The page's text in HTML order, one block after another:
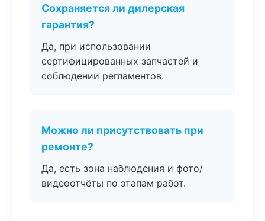
Сохраняется ли дилерская
гарантия?
Да, при использовании
сертифицированных запчастей и
соблюдении регламентов.
Можно ли присутствовать при
ремонте?
Да, есть зона наблюдения и фото/
видеоотчёты по этапам работ.